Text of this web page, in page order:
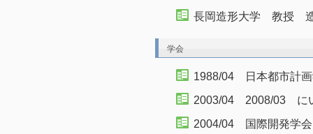
長岡造形大学 教授 造
学会
1988/04 日本都市計
2003/04 2008/03 に
2004/04 国際開発学会